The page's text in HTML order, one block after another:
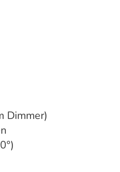
Dimmer)